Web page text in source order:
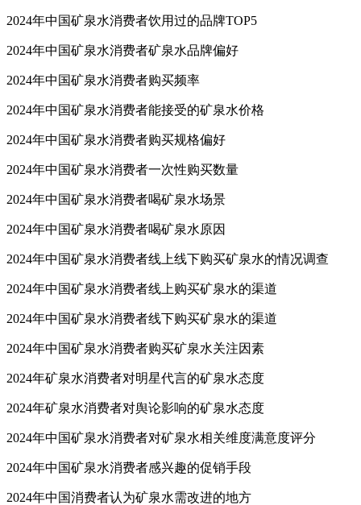
矿泉水消费者行为洞察（2024年）
2024年中国矿泉水消费者饮用过的品牌TOP5
2024年中国矿泉水消费者矿泉水品牌偏好
2024年中国矿泉水消费者购买频率
2024年中国矿泉水消费者能接受的矿泉水价格
2024年中国矿泉水消费者购买规格偏好
2024年中国矿泉水消费者一次性购买数量
2024年中国矿泉水消费者喝矿泉水场景
2024年中国矿泉水消费者喝矿泉水原因
2024年中国矿泉水消费者线上线下购买矿泉水的情况调查
2024年中国矿泉水消费者线上购买矿泉水的渠道
2024年中国矿泉水消费者线下购买矿泉水的渠道
2024年中国矿泉水消费者购买矿泉水关注因素
2024年矿泉水消费者对明星代言的矿泉水态度
2024年矿泉水消费者对舆论影响的矿泉水态度
2024年中国矿泉水消费者对矿泉水相关维度满意度评分
2024年中国矿泉水消费者感兴趣的促销手段